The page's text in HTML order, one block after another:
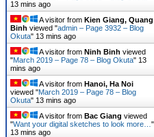
13 mins ago
A visitor from Kien Giang, Quang
Binh viewed "admin – Page 3932 – Blog
Okuta" 13 mins ago
A visitor from Ninh Binh viewed
"March 2019 – Page 78 – Blog Okuta" 13
mins ago
A visitor from Hanoi, Ha Noi
viewed "March 2019 – Page 78 – Blog
Okuta" 13 mins ago
A visitor from Bac Giang viewed
"Want your digital sketches to look more… "
13 mins ago